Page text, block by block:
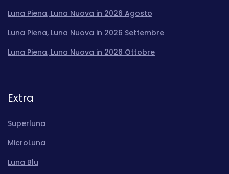
Luna Piena, Luna Nuova in 2026 Agosto
Luna Piena, Luna Nuova in 2026 Settembre
Luna Piena, Luna Nuova in 2026 Ottobre
Extra
Superluna
MicroLuna
Luna Blu